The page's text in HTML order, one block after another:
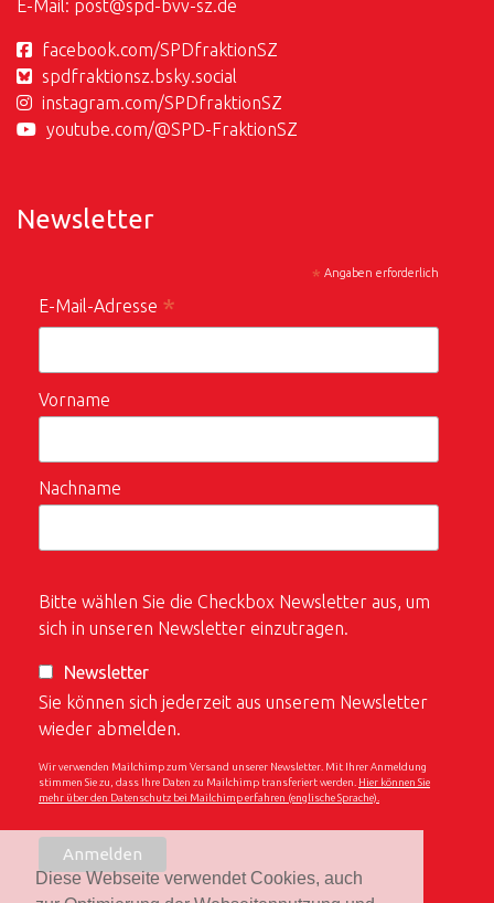
Diese Webseite verwendet Cookies, auch
E-Mail: post@spd-bvv-sz.de
facebook.com/SPDfraktionSZ
spdfraktionsz.bsky.social
instagram.com/SPDfraktionSZ
youtube.com/@SPD-FraktionSZ
Newsletter
* Angaben erforderlich
E-Mail-Adresse *
Vorname
Nachname
Bitte wählen Sie die Checkbox Newsletter aus, um
sich in unseren Newsletter einzutragen.
Newsletter
Sie können sich jederzeit aus unserem Newsletter
wieder abmelden.
Wir verwenden Mailchimp zum Versand unserer Newsletter. Mit Ihrer Anmeldung
stimmen Sie zu, dass Ihre Daten zu Mailchimp transferiert werden. Hier können Sie
mehr über den Datenschutz bei Mailchimp erfahren (englische Sprache).